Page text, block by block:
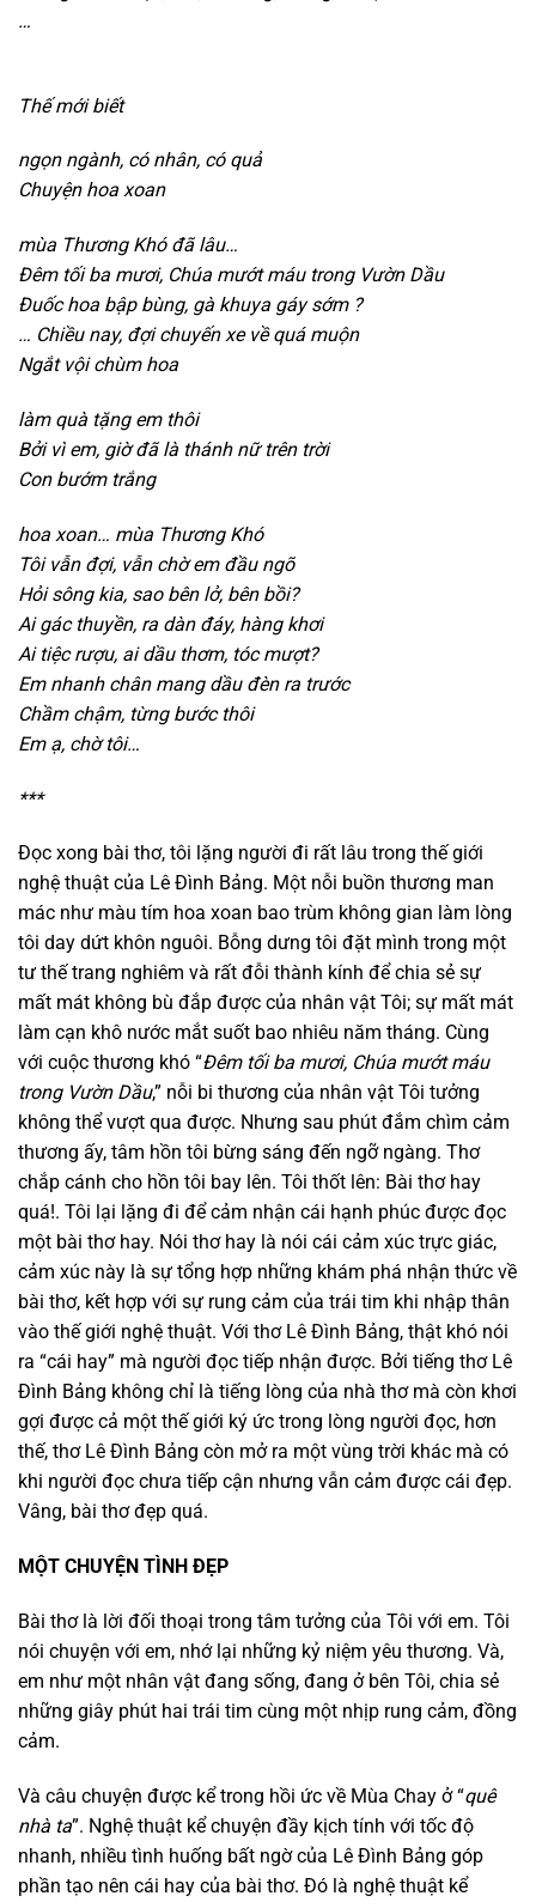
…
Thế mới biết
ngọn ngành, có nhân, có quả
Chuyện hoa xoan
mùa Thương Khó đã lâu…
Đêm tối ba mươi, Chúa mướt máu trong Vườn Dầu
Đuốc hoa bập bùng, gà khuya gáy sớm ?
… Chiều nay, đợi chuyến xe về quá muộn
Ngắt vội chùm hoa
làm quà tặng em thôi
Bởi vì em, giờ đã là thánh nữ trên trời
Con bướm trắng
hoa xoan… mùa Thương Khó
Tôi vẫn đợi, vẫn chờ em đầu ngõ
Hỏi sông kia, sao bên lở, bên bồi?
Ai gác thuyền, ra dàn đáy, hàng khơi
Ai tiệc rượu, ai dầu thơm, tóc mượt?
Em nhanh chân mang dầu đèn ra trước
Chầmchậm, từng bước thôi
Em ạ, chờ tôi…
***
Đọc xong bài thơ, tôi lặng người đi rất lâu trong thế giới
nghệ thuật của Lê Đình Bảng. Một nỗi buồn thương man
mác như màu tím hoa xoan bao trùm không gian làm lòng
tôi day dứt khôn nguôi. Bỗng dưng tôi đặt mình trong một
tư thế trang nghiêm và rất đỗi thành kính để chia sẻ sự
mất mát không bù đắp được của nhân vật Tôi; sự mất mát
làm cạn khô nước mắt suốt bao nhiêu năm tháng. Cùng
với cuộc thương khó “Đêm tối ba mươi, Chúa mướt máu
trong Vườn Dầu,” nỗi bi thương của nhân vật Tôi tưởng
không thể vượt qua được. Nhưng sau phút đắm chìm cảm
thương ấy, tâm hồn tôi bừng sáng đến ngỡ ngàng. Thơ
chắp cánh cho hồn tôi bay lên. Tôi thốt lên: Bài thơ hay
quá!. Tôi lại lặng đi để cảm nhận cái hạnh phúc được đọc
một bài thơ hay. Nói thơ hay là nói cái cảm xúc trực giác,
cảm xúc này là sự tổng hợp những khám phá nhận thức về
bài thơ, kết hợp với sự rung cảm của trái tim khi nhập thân
vào thế giới nghệ thuật. Với thơ Lê Đình Bảng, thật khó nói
ra “cái hay” mà người đọc tiếp nhận được. Bởi tiếng thơ Lê
Đình Bảng không chỉ là tiếng lòng của nhà thơ mà còn khơi
gợi được cả một thế giới ký ức trong lòng người đọc, hơn
thế, thơ Lê Đình Bảng còn mở ra một vùng trời khác mà có
khi người đọc chưa tiếp cận nhưng vẫn cảm được cái đẹp.
Vâng, bài thơ đẹp quá.
MỘT CHUYỆN TÌNH ĐẸP
Bài thơ là lời đối thoại trong tâm tưởng của Tôi với em. Tôi
nói chuyện với em, nhớ lại những kỷ niệm yêu thương. Và,
em như một nhân vật đang sống, đang ở bên Tôi, chia sẻ
những giây phút hai trái tim cùng một nhịp rung cảm, đồng
cảm.
Và câu chuyện được kể trong hồi ức về Mùa Chay ở “quê
nhà ta”. Nghệ thuật kể chuyện đầy kịch tính với tốc độ
nhanh, nhiều tình huống bất ngờ của Lê Đình Bảng góp
phần tạo nên cái hay của bài thơ. Đó là nghệ thuật kể